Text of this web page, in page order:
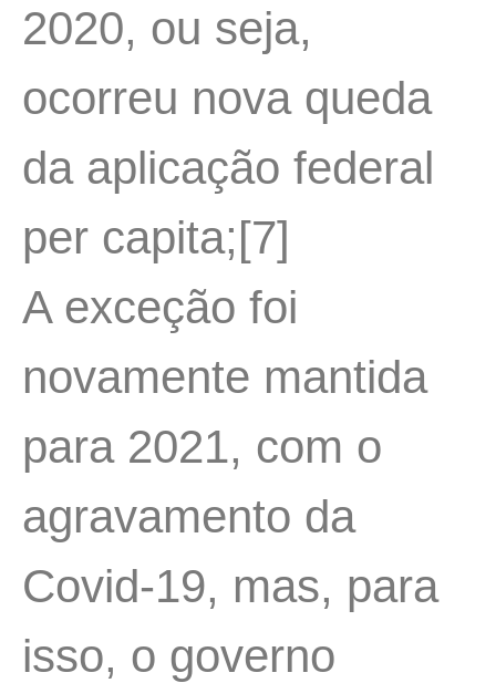
2020, ou seja,
ocorreu nova queda
da aplicação federal
per capita;[7]
A exceção foi
novamente mantida
para 2021, com o
agravamento da
Covid-19, mas, para
isso, o governo